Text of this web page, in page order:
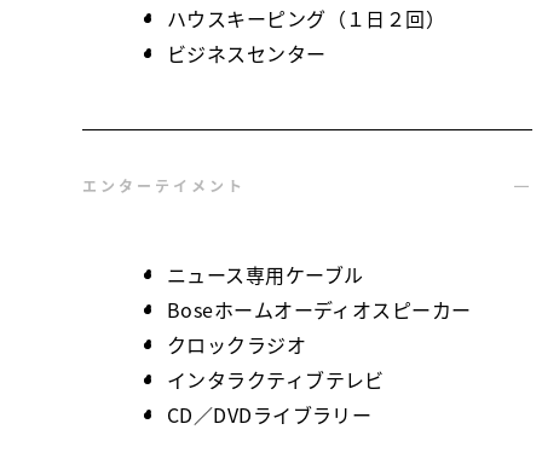
ハウスキーピング（１日２回）
ビジネスセンター
エンターテイメント
ニュース専用ケーブル
Boseホームオーディオスピーカー
クロックラジオ
インタラクティブテレビ
CD／DVDライブラリー